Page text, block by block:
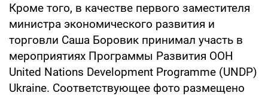
Кроме того, в качестве первого заместителя
министра экономического развития и
торговли Саша Боровик принимал участь в
мероприятиях Программы Развития ООН
United Nations Development Programme (UNDP)
Ukraine. Соответствующее фото размещено